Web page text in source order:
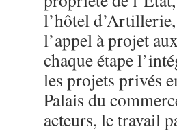
l’hôtel
l’appel à projet
chaque étape
les projets privés
Palais du
acteurs, le travail